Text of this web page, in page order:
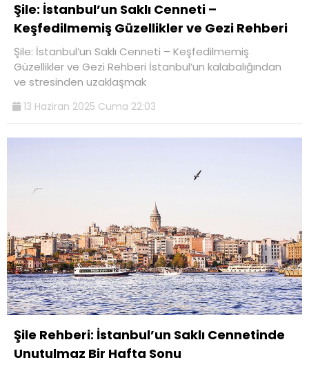
Şile: İstanbul’un Saklı Cenneti –
Keşfedilmemiş Güzellikler ve Gezi Rehberi
Şile: İstanbul’un Saklı Cenneti – Keşfedilmemiş
Güzellikler ve Gezi Rehberi İstanbul’un kalabalığından
ve stresinden uzaklaşmak
13 Haziran 2025 Cuma 22:03
Şile Rehberi: İstanbul’un Saklı Cennetinde
Unutulmaz Bir Hafta Sonu